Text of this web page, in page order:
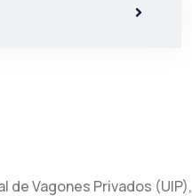
de Vagones Privados (UIP),